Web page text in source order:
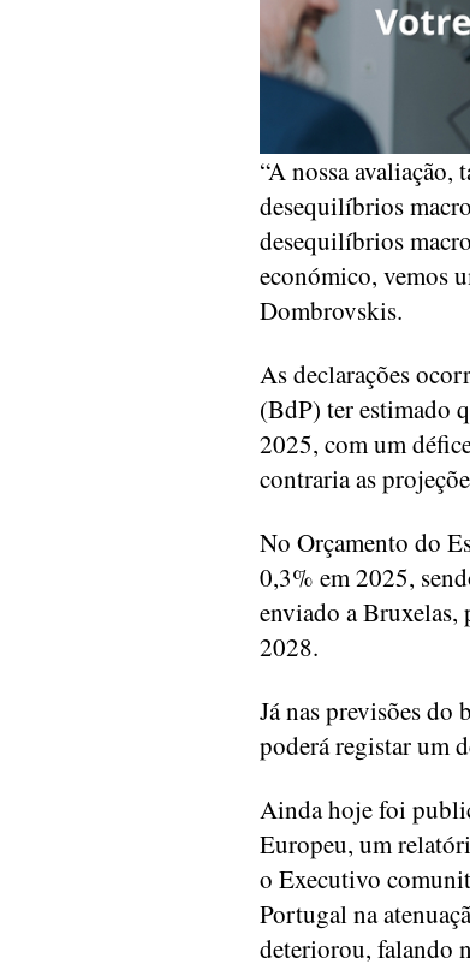
“A nossa
desequilíbrios
desequilíbrios
económico, vemos
Dombrovskis.
As declarações
(BdP) ter estimado
2025, com um
contraria as
No Orçamento do
0,3% em 2025,
enviado a Bruxelas,
2028.
Já nas previsões
poderá registar um
Ainda hoje foi
Europeu, um
o Executivo
Portugal na
deteriorou, falando